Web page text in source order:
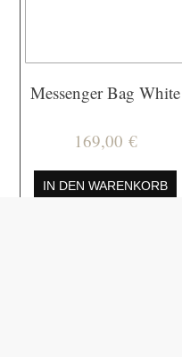
Messenger Bag White
169,00 €
IN DEN WARENKORB